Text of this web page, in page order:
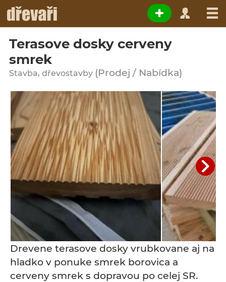
Terasove dosky cerveny
smrek
Stavba, dřevostavby (Prodej / Nabídka)
Drevene terasove dosky vrubkovane aj na
hladko v ponuke smrek borovica a
cerveny smrek s dopravou po celej SR.